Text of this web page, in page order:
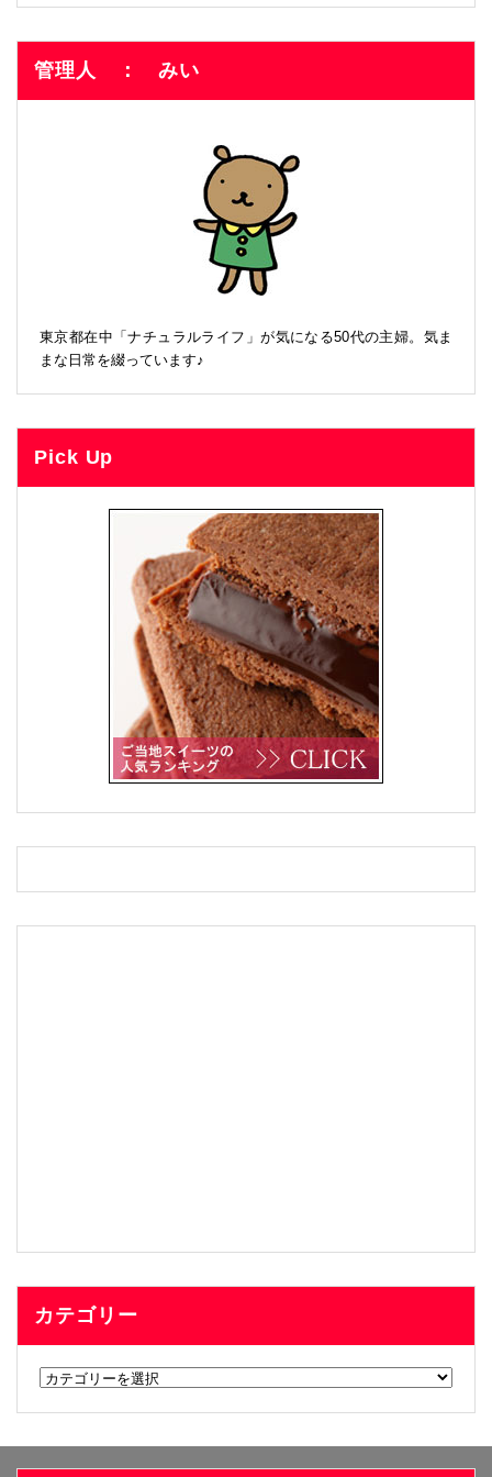
管理人 ： みい
東京都在中「ナチュラルライフ」が気になる50代の主婦。気ま
まな日常を綴っています♪
Pick Up
カテゴリー
カ
リ
ー